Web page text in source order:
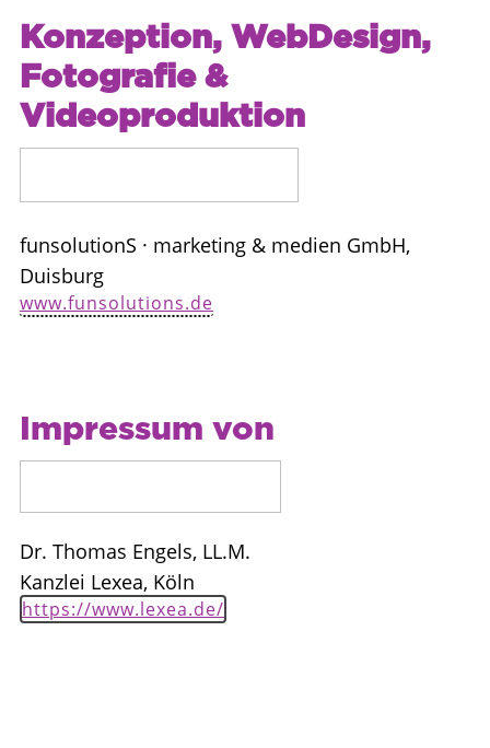
Konzeption, WebDesign,
Fotografie &
Videoproduktion
funsolutionS · marketing & medien GmbH,
Duisburg
www.funsolutions.de
Impressum von
Dr. Thomas Engels, LL.M.
Kanzlei Lexea, Köln
https://www.lexea.de/